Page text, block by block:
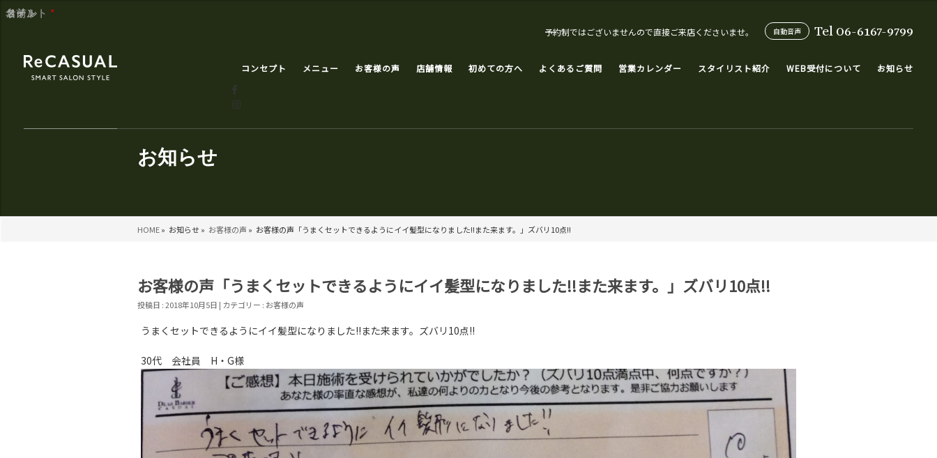
お知らせ
HOME» お知らせ » お客様の声 » お客様の声「うまくセットできるようにイイ髪型になりました!!また来ます。」ズバリ10点!!
予約制ではございませんので直接ご来店くださいませ。 自動音声 Tel 06-6167-9799
コンセプト メニュー お客様の声 店舗情報 初めての方へ よくあるご質問 営業カレンダー スタイリスト紹介 WEB受付について お知らせ
お客様の声「うまくセットできるようにイイ髪型になりました!!また来ます。」ズバリ10点!!
投稿日 : 2018年10月5日 | カテゴリー : お客様の声
うまくセットできるようにイイ髪型になりました!!また来ます。ズバリ10点!!
30代 会社員 H・G様
コメント *
名前
メール
サイト